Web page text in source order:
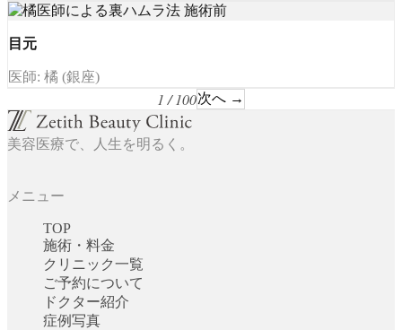
目元
医師: 橘 (銀座)
1 / 100次へ →
美容医療で、人生を明るく。
メニュー
TOP
施術・料金
クリニック一覧
ご予約について
ドクター紹介
症例写真